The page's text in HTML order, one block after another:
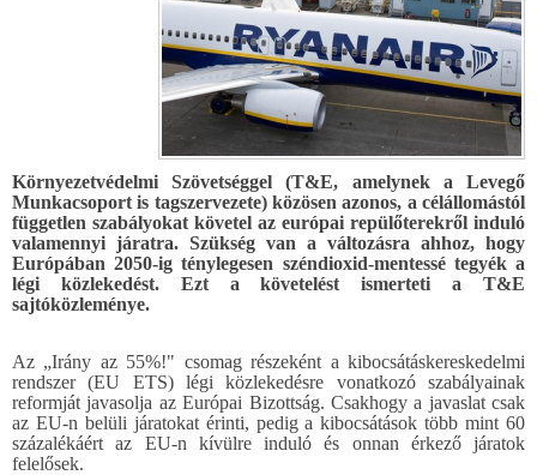
Környezetvédelmi Szövetséggel (T&E, amelynek a Levegő
Munkacsoport is tagszervezete) közösen azonos, a célállomástól
független szabályokat követel az európai repülőterekről induló
valamennyi járatra. Szükség van a változásra ahhoz, hogy
Európában 2050-ig ténylegesen széndioxid-mentessé tegyék a
légi közlekedést. Ezt a követelést ismerteti a T&E
sajtóközleménye.
Az „Irány az 55%!" csomag részeként a kibocsátáskereskedelmi
rendszer (EU ETS) légi közlekedésre vonatkozó szabályainak
reformját javasolja az Európai Bizottság. Csakhogy a javaslat csak
az EU-n belüli járatokat érinti, pedig a kibocsátások több mint 60
százalékáért az EU-n kívülre induló és onnan érkező járatok
felelősek.